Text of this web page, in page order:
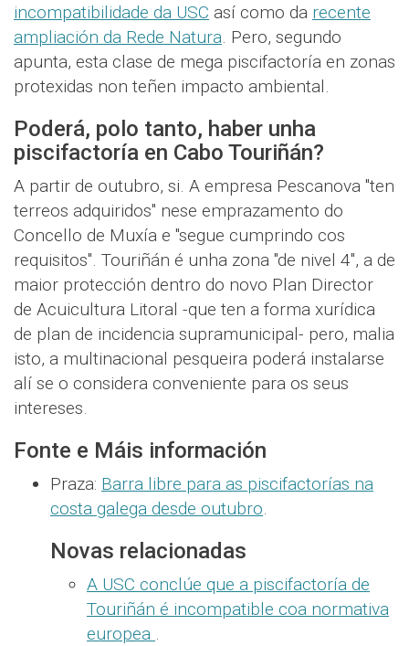
incompatibilidade da USC así como da recente
ampliación da Rede Natura. Pero, segundo
apunta, esta clase de mega piscifactoría en zonas
protexidas non teñen impacto ambiental.
Poderá, polo tanto, haber unha
piscifactoría en Cabo Touriñán?
A partir de outubro, si. A empresa Pescanova "ten
terreos adquiridos" nese emprazamento do
Concello de Muxía e "segue cumprindo cos
requisitos". Touriñán é unha zona "de nivel 4", a de
maior protección dentro do novo Plan Director
de Acuicultura Litoral -que ten a forma xurídica
de plan de incidencia supramunicipal- pero, malia
isto, a multinacional pesqueira poderá instalarse
alí se o considera conveniente para os seus
intereses.
Fonte e Máis información
Praza: Barra libre para as piscifactorías na
costa galega desde outubro.
Novas relacionadas
A USC conclúe que a piscifactoría de
Touriñán é incompatible coa normativa
europea .